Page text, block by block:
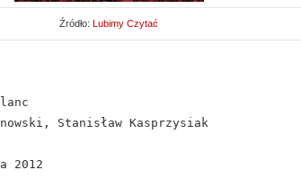
Źródło: Lubimy Czytać
Stanisław Kasprzysiak
2012